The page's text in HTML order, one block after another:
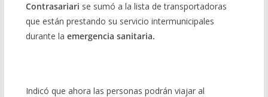
Contrasariari se sumó a la lista de transportadoras
que están prestando su servicio intermunicipales
durante la emergencia sanitaria.
Indicó que ahora las personas podrán viajar al